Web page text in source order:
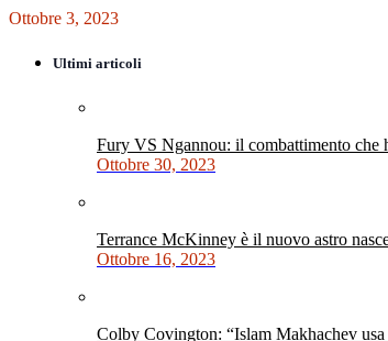
Ottobre 3, 2023
Ultimi articoli
Fury VS Ngannou: il combattimento che
Ottobre 30, 2023
Terrance McKinney è il nuovo astro
Ottobre 16, 2023
Colby Covington: “Islam Makhachev